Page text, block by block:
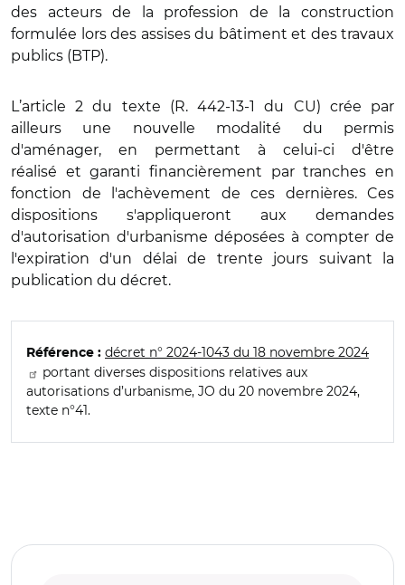
des acteurs de la profession de la construction
formulée lors des assises du bâtiment et des travaux
publics (BTP).
L’article 2 du texte (R. 442-13-1 du CU) crée par
ailleurs une nouvelle modalité du permis
d'aménager, en permettant à celui-ci d'être
réalisé et garanti financièrement par tranches en
fonction de l'achèvement de ces dernières. Ces
dispositions s'appliqueront aux demandes
d'autorisation d'urbanisme déposées à compter de
l'expiration d'un délai de trente jours suivant la
publication du décret.
Référence : décret n° 2024-1043 du 18 novembre 2024
portant diverses dispositions relatives aux
autorisations d’urbanisme, JO du 20 novembre 2024,
texte n°41.